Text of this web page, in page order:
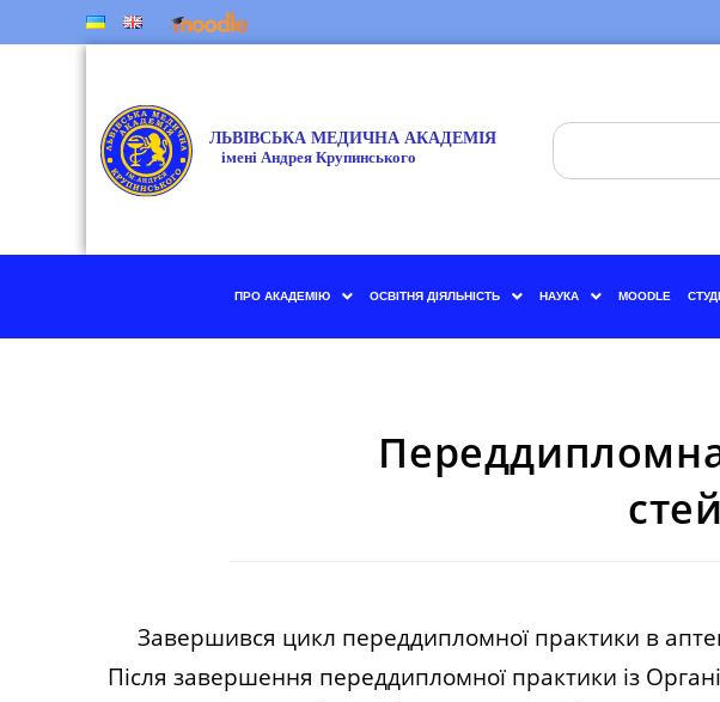
ПРО АКАДЕМІЮ ОСВІТНЯ ДІЯЛЬНІСТЬ НАУКА MOODLE
Переддипломна
Завершився цикл переддипломної практики в
Після завершення переддипломної практики із